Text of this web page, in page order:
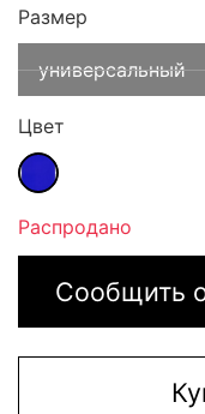
Сообщить
Размер
универсальный
Цвет
Распродано